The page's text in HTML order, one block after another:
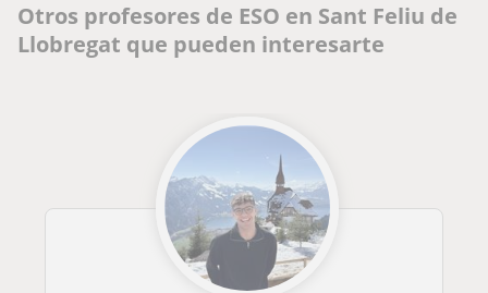
Otros profesores de ESO en Sant Feliu de
Llobregat que pueden interesarte